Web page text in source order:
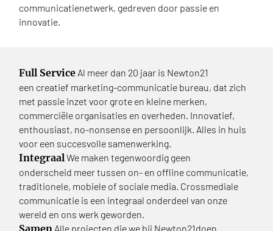
communicatienetwerk, gedreven door passie en
innovatie.
Full Service Al meer dan 20 jaar is Newton21
een creatief marketing-communicatie bureau, dat zich
met passie inzet voor grote en kleine merken,
commerciële organisaties en overheden. Innovatief,
enthousiast, no-nonsense en persoonlijk. Alles in huis
voor een succesvolle samenwerking.
Integraal We maken tegenwoordig geen
onderscheid meer tussen on- en offline communicatie,
traditionele, mobiele of sociale media. Crossmediale
communicatie is een integraal onderdeel van onze
wereld en ons werk geworden.
Samen Alle projecten die we bij Newton21doen